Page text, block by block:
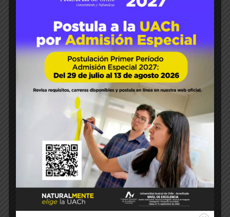
o la producción artesanal de quesos,
cecinas y miel, son algunos de los temas
que …
READ MORE
07
Ene 2025
Luis Sánchez S
Innovación
Karime Harcha Manzana
Limona Syrup